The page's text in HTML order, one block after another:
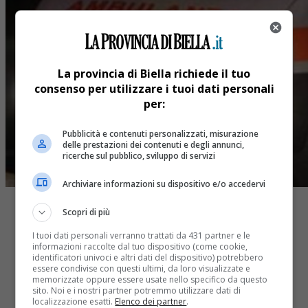
Share
Tweet
La provincia di Biella richiede il tuo
consenso per utilizzare i tuoi dati personali
per:
Pubblicità e contenuti personalizzati, misurazione
delle prestazioni dei contenuti e degli annunci,
ricerche sul pubblico, sviluppo di servizi
Archiviare informazioni su dispositivo e/o accedervi
Scopri di più
I tuoi dati personali verranno trattati da 431 partner e le
informazioni raccolte dal tuo dispositivo (come cookie,
identificatori univoci e altri dati del dispositivo) potrebbero
essere condivise con questi ultimi, da loro visualizzate e
memorizzate oppure essere usate nello specifico da questo
sito. Noi e i nostri partner potremmo utilizzare dati di
localizzazione esatti. Elenco dei partner.